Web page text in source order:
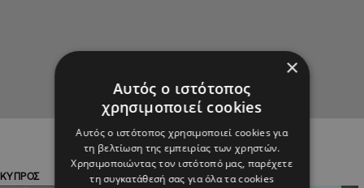
ΚΥΠΡΟΣ ΚΥΠΡΟΣ
×
Αυτός ο ιστότοπος
χρησιμοποιεί cookies
Αυτός ο ιστότοπος χρησιμοποιεί cookies για
τη βελτίωση της εμπειρίας των χρηστών.
Χρησιμοποιώντας τον ιστότοπό μας, παρέχετε
τη συγκατάθεσή σας για όλα τα cookies